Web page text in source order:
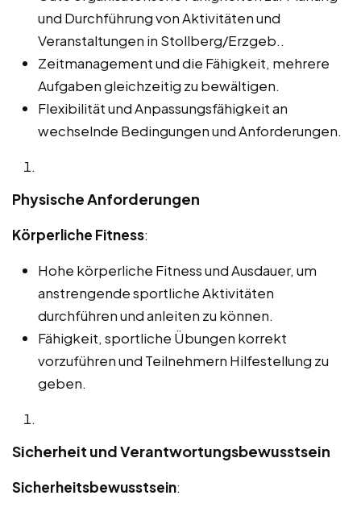
und Durchführung von Aktivitäten und
Veranstaltungen in Stollberg/Erzgeb..
Zeitmanagement und die Fähigkeit, mehrere
Aufgaben gleichzeitig zu bewältigen.
Flexibilität und Anpassungsfähigkeit an
wechselnde Bedingungen und Anforderungen.
Physische Anforderungen
Körperliche Fitness:
Hohe körperliche Fitness und Ausdauer, um
anstrengende sportliche Aktivitäten
durchführen und anleiten zu können.
Fähigkeit, sportliche Übungen korrekt
vorzuführen und Teilnehmern Hilfestellung zu
geben.
Sicherheit und Verantwortungsbewusstsein
Sicherheitsbewusstsein: